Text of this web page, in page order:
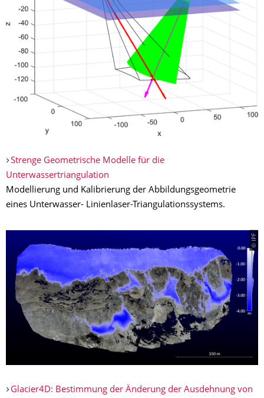
Strenge Geometrische Modelle für die
Unterwassertriangulation
Modellierung und Kalibrierung der Abbildungsgeometrie
eines Unterwasser- Linienlaser-Triangulationssystems.
© IPF
Glacier4D: Bestimmung der Änderung der Ausdehnung von